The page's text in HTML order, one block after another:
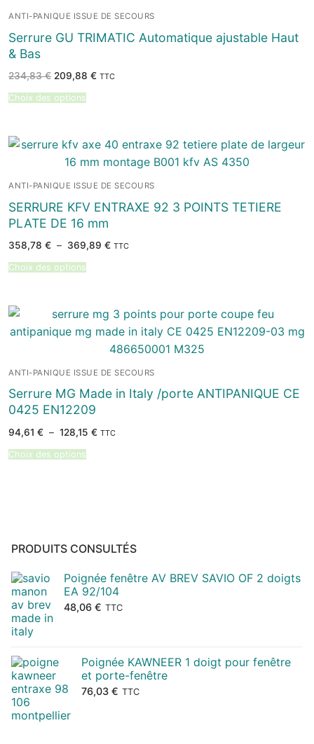
ANTI-PANIQUE ISSUE DE SECOURS
Serrure GU TRIMATIC Automatique ajustable Haut
& Bas
234,83€ Le
initial
était :
209,88 €Le
TTC
Choix des options
ANTI-PANIQUE ISSUE DE SECOURS
SERRURE KFV ENTRAXE 92 3 POINTS TETIERE
PLATE DE 16 mm
358,78 € – 369,89 €Plage
TTC
Choix des options
ANTI-PANIQUE ISSUE DE SECOURS
Serrure MG Made in Italy /porte ANTIPANIQUE CE
0425 EN12209
94,61 € – 128,15 €Plage
TTC
Choix des options
PRODUITS CONSULTÉS
Poignée fenêtre AV BREV SAVIO OF 2 doigts
EA 92/104
48,06 € TTC
Poignée KAWNEER 1 doigt pour fenêtre
et porte-fenêtre
76,03 € TTC